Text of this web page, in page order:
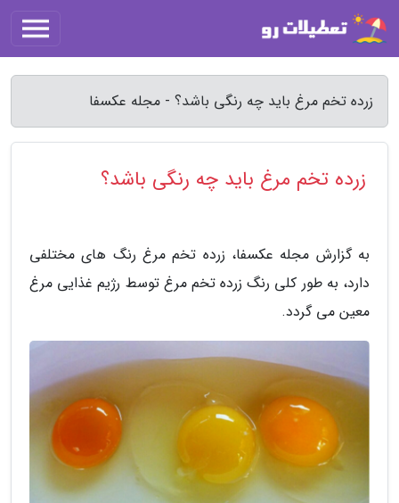
زرده تخم مرغ باید چه رنگی باشد؟ - مجله عکسفا
زرده تخم مرغ باید چه رنگی باشد؟
به گزارش مجله عکسفا، زرده تخم مرغ رنگ های مختلفی
دارد، به طور کلی رنگ زرده تخم مرغ توسط رژیم غذایی مرغ
معین می گردد.